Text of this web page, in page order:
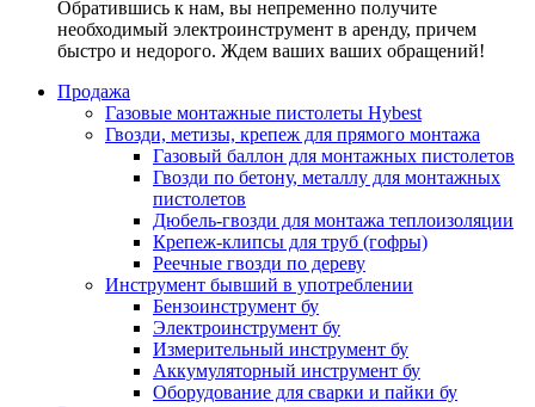
Обратившись к нам, вы непременно получите
необходимый электроинструмент в аренду, причем
быстро и недорого. Ждем ваших ваших обращений!
Продажа
Газовые монтажные пистолеты Hybest
Гвозди, метизы, крепеж для прямого монтажа
Газовый баллон для монтажных пистолетов
Гвозди по бетону, металлу для монтажных
пистолетов
Дюбель-гвозди для монтажа теплоизоляции
Крепеж-клипсы для труб (гофры)
Реечные гвозди по дереву
Инструмент бывший в употреблении
Бензоинструмент бу
Электроинструмент бу
Измерительный инструмент бу
Аккумуляторный инструмент бу
Оборудование для сварки и пайки бу